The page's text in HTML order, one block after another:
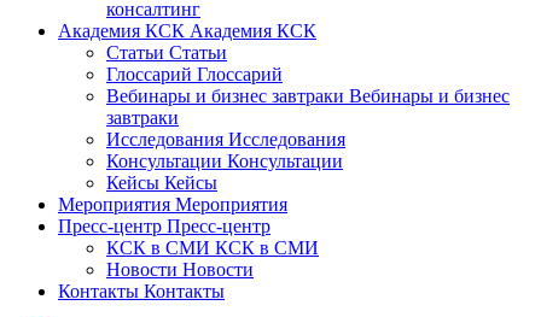
консалтинг
Академия КСК Академия КСК
Статьи Статьи
Глоссарий Глоссарий
Вебинары и бизнес завтраки Вебинары и бизнес
завтраки
Исследования Исследования
Консультации Консультации
Кейсы Кейсы
Мероприятия Мероприятия
Пресс-центр Пресс-центр
КСК в СМИ КСК в СМИ
Новости Новости
Контакты Контакты